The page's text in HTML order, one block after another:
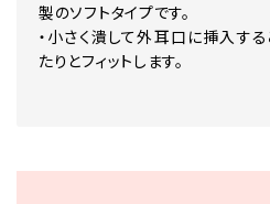
製のソフトタイプです。
・小さく潰して外耳口に挿入する
たりとフィットします。